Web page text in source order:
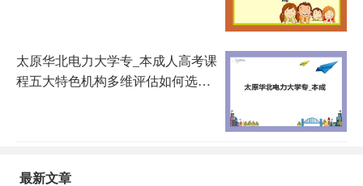
太原华北电力大学专_本成人高考课
程五大特色机构多维评估如何选
最新文章